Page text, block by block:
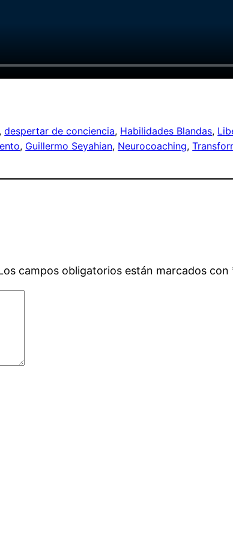
, despertar de conciencia, Habilidades Blandas,
, Guillermo Seyahian, Neurocoaching,
campos obligatorios están marcados con